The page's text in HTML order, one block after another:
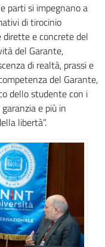
parti si impegnano a
di tirocinio
dirette e concrete del
del Garante,
di realtà, prassi e
del Garante,
dello studente con i
e più in
libertà”.